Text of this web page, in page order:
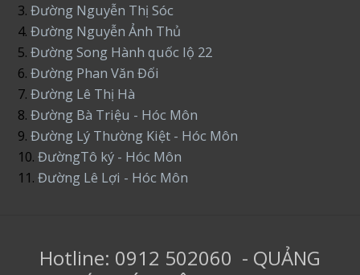
3.Đường Nguyễn Thị Sóc
4. Đường Nguyễn Ảnh Thủ
5.Đường Song Hành quốc lộ 22
6.Đường Phan Văn Đối
7. Đường Lê Thị Hà
8.Đường Bà Triệu - Hóc Môn
9.Đường Lý Thường Kiệt - Hóc Môn
10.ĐườngTô ký - Hóc Môn
11.Đường Lê Lợi - Hóc Môn
Hotline: 0912 502060 - QUẢNG